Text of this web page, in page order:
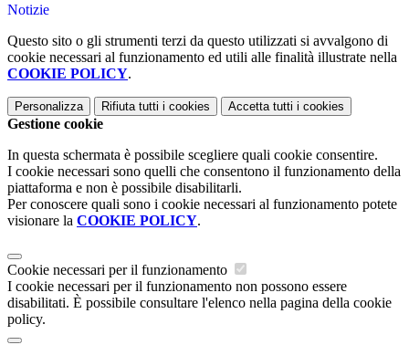
Notizie
Questo sito o gli strumenti terzi da questo utilizzati si avvalgono di
cookie necessari al funzionamento ed utili alle finalità illustrate nella
COOKIE POLICY.
Personalizza Rifiuta tutti i cookies Accetta tutti i cookies
Gestione cookie
In questa schermata è possibile scegliere quali cookie consentire.
I cookie necessari sono quelli che consentono il funzionamento della
piattaforma e non è possibile disabilitarli.
Per conoscere quali sono i cookie necessari al funzionamento potete
visionare la COOKIE POLICY.
Cookie necessari per il funzionamento
I cookie necessari per il funzionamento non possono essere
disabilitati. È possibile consultare l'elenco nella pagina della cookie
policy.